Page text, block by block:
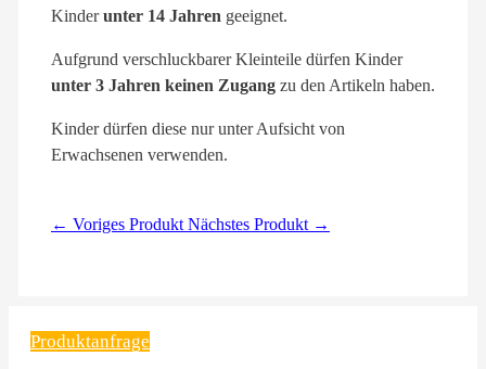
Kinderunter 14 Jahren geeignet.
Aufgrund verschluckbarer Kleinteile dürfen Kinder
unter 3 Jahren keinen Zugang zu den Artikeln haben.
Kinder dürfen diese nur unter Aufsicht von
Erwachsenen verwenden.
← Voriges Produkt Nächstes Produkt →
Produktanfrage